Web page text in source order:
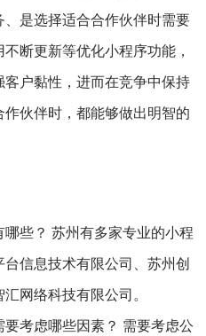
是选择适合合作伙伴时需要
断更新等优化小程序功能，
户黏性，进而在竞争中保持
伙伴时，都能够做出明智的
些？ 苏州有多家专业的小程
信息技术有限公司、苏州创
网络科技有限公司。
考虑哪些因素？ 需要考虑公